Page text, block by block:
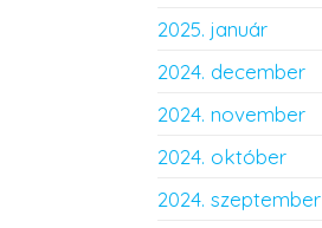
2025. január
2024. december
2024. november
2024. október
2024. szeptember